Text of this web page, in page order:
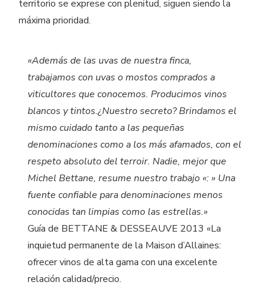
territorio se exprese con plenitud, siguen siendo la
máxima prioridad.
«Además de las uvas de nuestra finca,
trabajamos con uvas o mostos comprados a
viticultores que conocemos. Producimos vinos
blancos y tintos.¿Nuestro secreto? Brindamos el
mismo cuidado tanto a las pequeñas
denominaciones como a los más afamados, con el
respeto absoluto del terroir. Nadie, mejor que
Michel Bettane, resume nuestro trabajo «: » Una
fuente confiable para denominaciones menos
conocidas tan limpias como las estrellas.»
Guía de BETTANE & DESSEAUVE 2013 «La
inquietud permanente de la Maison d’Allaines:
ofrecer vinos de alta gama con una excelente
relación calidad/precio.